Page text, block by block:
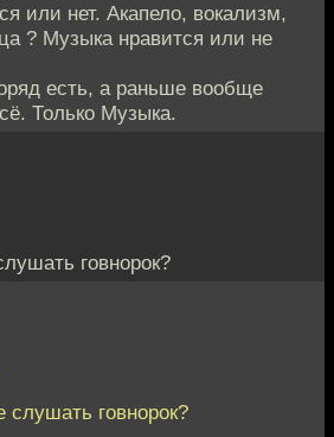
или нет. Акапело, вокализм,
? Музыка нравится или не
есть, а раньше вообще
Только Музыка.
говнорок?
говнорок?